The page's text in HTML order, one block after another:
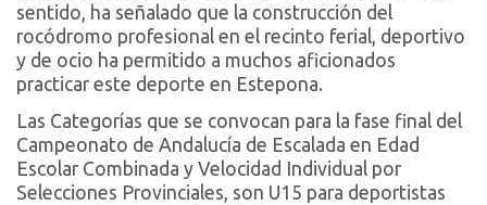
sentido, ha señalado que la construcción del
rocódromo profesional en el recinto ferial, deportivo
y de ocio ha permitido a muchos aficionados
practicar este deporte en Estepona.
Las Categorías que se convocan para la fase final del
Campeonato de Andalucía de Escalada en Edad
Escolar Combinada y Velocidad Individual por
Selecciones Provinciales, son U15 para deportistas